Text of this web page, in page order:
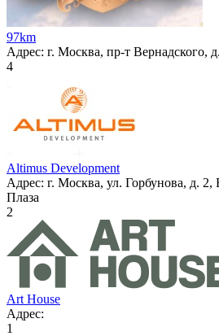
97km
Адрес: г. Москва, пр-т Вернадского,
4
Altimus Development
Адрес: г. Москва, ул. Горбунова, д.
Плаза
2
Art House
Адрес:
1